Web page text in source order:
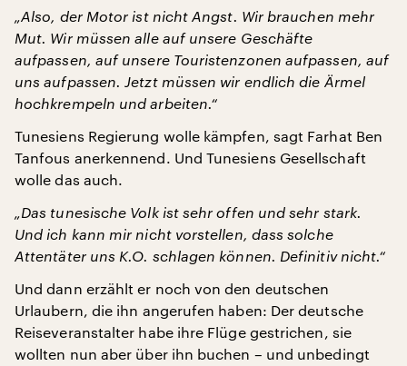
„Also, der Motor ist nicht Angst. Wir brauchen mehr
Mut. Wir müssen alle auf unsere Geschäfte
aufpassen, auf unsere Touristenzonen aufpassen, auf
uns aufpassen. Jetzt müssen wir endlich die Ärmel
hochkrempeln und arbeiten.“
Tunesiens Regierung wolle kämpfen, sagt Farhat Ben
Tanfous anerkennend. Und Tunesiens Gesellschaft
wolle das auch.
„Das tunesische Volk ist sehr offen und sehr stark.
Und ich kann mir nicht vorstellen, dass solche
Attentäter uns K.O. schlagen können. Definitiv nicht.“
Und dann erzählt er noch von den deutschen
Urlaubern, die ihn angerufen haben: Der deutsche
Reiseveranstalter habe ihre Flüge gestrichen, sie
wollten nun aber über ihn buchen – und unbedingt